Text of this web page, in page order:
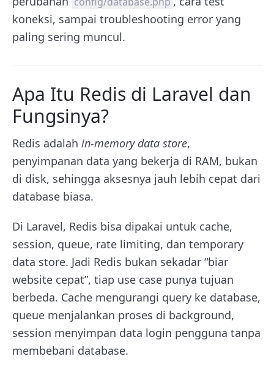
koneksi, sampai troubleshooting error yang
paling sering muncul.
Apa Itu Redis di Laravel dan
Fungsinya?
Redis adalah in-memory data store,
penyimpanan data yang bekerja di RAM, bukan
di disk, sehingga aksesnya jauh lebih cepat dari
database biasa.
Di Laravel, Redis bisa dipakai untuk cache,
session, queue, rate limiting, dan temporary
data store. Jadi Redis bukan sekadar “biar
website cepat”, tiap use case punya tujuan
berbeda. Cache mengurangi query ke database,
queue menjalankan proses di background,
session menyimpan data login pengguna tanpa
membebani database.